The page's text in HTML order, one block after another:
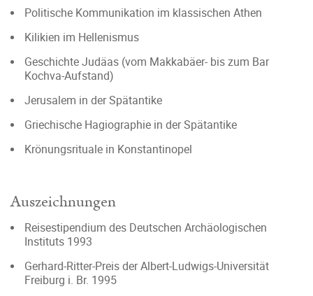
Politische Kommunikation im klassischen Athen
Kilikien im Hellenismus
Geschichte Judäas (vom Makkabäer- bis zum Bar
Kochva-Aufstand)
Jerusalem in der Spätantike
Griechische Hagiographie in der Spätantike
Krönungsrituale in Konstantinopel
Auszeichnungen
Reisestipendium des Deutschen Archäologischen
Instituts 1993
Gerhard-Ritter-Preis der Albert-Ludwigs-Universität
Freiburg i. Br. 1995